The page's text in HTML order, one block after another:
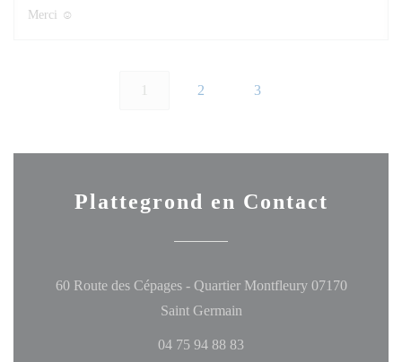
Merci ☺️
1 2 3
Plattegrond en Contact
60 Route des Cépages - Quartier Montfleury 07170
Saint Germain((opent in een nieuw
04 75 94 88 83